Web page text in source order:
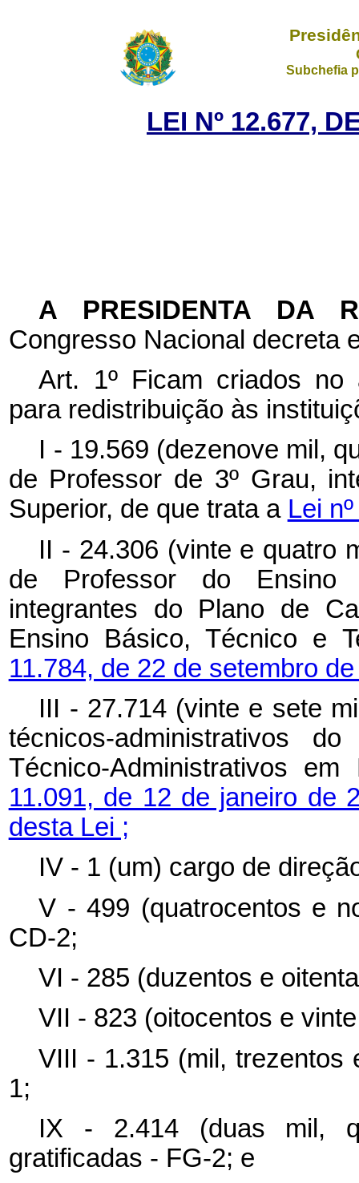
Subchefia
LEI Nº 12.677,
A PRESIDENTA DA
Congresso Nacional decreta
Art. 1º Ficam criados no
para redistribuição às
I - 19.569 (dezenove mil,
de Professor de 3º Grau,
Superior, de que trata a Lei
II - 24.306 (vinte e quatro
de Professor do Ensino
integrantes do Plano de
Ensino Básico, Técnico e
11.784, de 22 de setembro
III - 27.714 (vinte e sete
técnicos-administrativos
Técnico-Administrativos
11.091, de 12 de janeiro de
desta Lei ;
IV - 1 (um) cargo de
V - 499 (quatrocentos e
CD-2;
VI - 285 (duzentos e
VII - 823 (oitocentos e
VIII - 1.315 (mil, trezentos
1;
IX - 2.414 (duas mil,
gratificadas - FG-2; e